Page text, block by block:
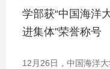
学部获“中国海洋
进集体”荣誉称号
12月26日，中国海洋